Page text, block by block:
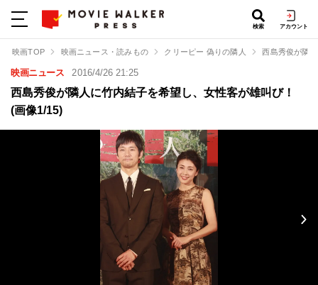
検索 アカウント
映画TOP 映画ニュース・読みもの クリーピー 偽りの隣人 西島秀俊が隣
映画ニュース 2016/4/26 21:25
西島秀俊が隣人に竹内結子を希望し、女性客が雄叫び！
(画像1/15)